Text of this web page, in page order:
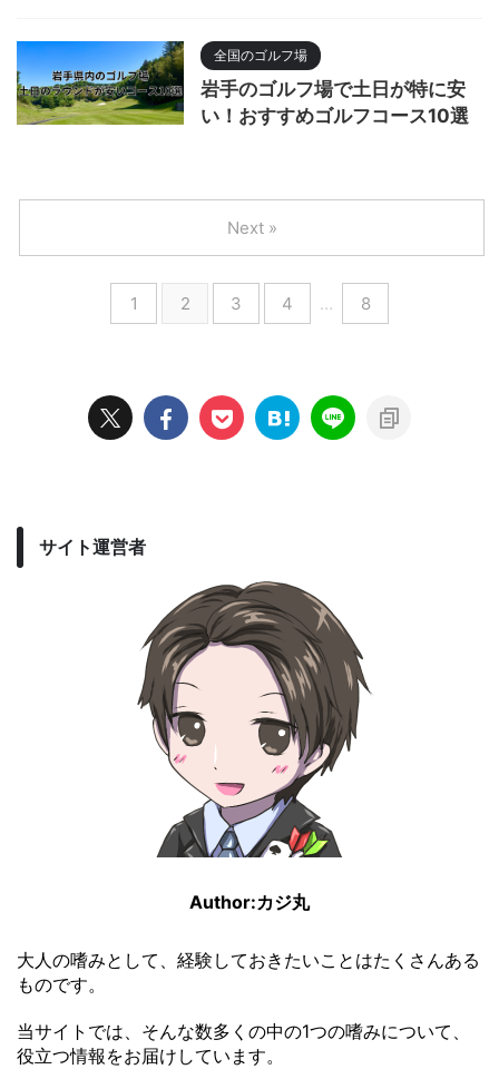
全国のゴルフ場
岩手のゴルフ場で土日が特に安
い！おすすめゴルフコース10選
1 2 3 4 … 8
Next »
サイト運営者
Author:カジ丸
大人の嗜みとして、経験しておきたいことはたくさんある
ものです。
当サイトでは、そんな数多くの中の1つの嗜みについて、
役立つ情報をお届けしています。